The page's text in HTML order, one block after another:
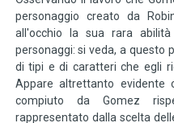
personaggio creato da
all'occhio la sua rara
personaggi: si veda, a questo
di tipi e di caratteri che egli
Appare altrettanto evidente
compiuto da Gomez
rappresentato dalla scelta